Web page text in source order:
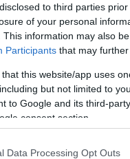
to third parties
of your personal
This information may also
Participants that may
that this website/app uses
but not limited to
to Google and its third-
consent section.
Data Processing Opt Outs
azon a
eljöttem, szépnek
Sírva rohantam
magam, szimplán
Láttam
kikapcsoljam őket.